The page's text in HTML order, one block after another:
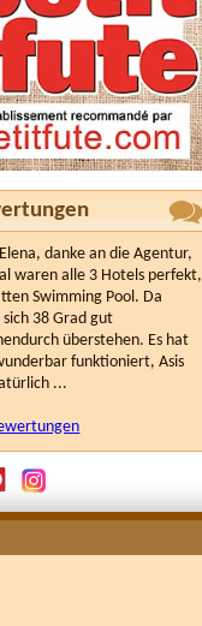
danke an die Agentur,
waren alle 3 Hotels perfekt,
Swimming Pool. Da
sich 38 Grad gut
überstehen. Es hat
funktioniert, Asis
...